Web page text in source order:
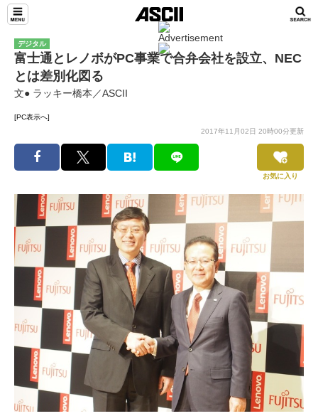
デジタル
富士通とレノボがPC事業で合弁会社を設立、NEC
とは差別化図る
文● ラッキー橋本／ASCII
[PC表示へ]
2017年11月02日 20時00分更新
お気に入り